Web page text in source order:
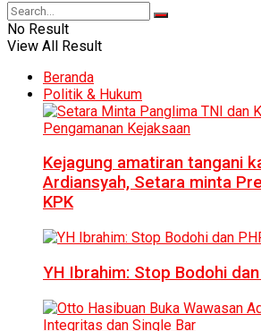
No Result
View All Result
Beranda
Politik & Hukum
Kejagung amatiran tangani
Ardiansyah, Setara minta
KPK
YH Ibrahim: Stop Bodohi